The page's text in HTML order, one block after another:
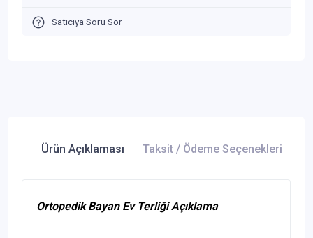
Satıcıya Soru Sor
Ürün Açıklaması Taksit / Ödeme Seçenekleri
Ortopedik Bayan Ev Terliği Açıklama